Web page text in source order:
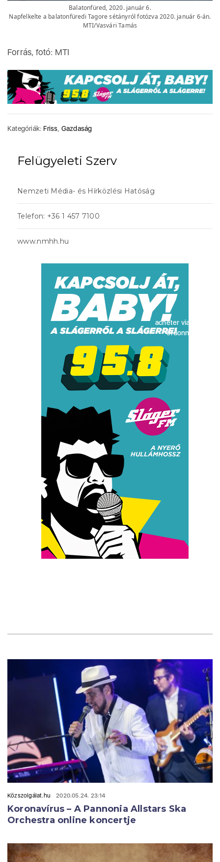
Balatonfüred, 2020. január 6.
Napfelkelte a balatonfüredi Tagore sétányról fotózva 2020. január 6-án.
MTI/Vasvári Tamás
Forrás, fotó: MTI
Kategóriák: Friss Gazdaság
Felügyeleti Szerv
Nemzeti Média- és Hírközlési Hatóság
Telefon: +36 1 457 7100
www.nmhh.hu
Közszolgálat.hu 2020.05.24. 23:14
Koronavírus – A Pannonia Allstars Ska
Orchestra online koncertje
acheter viagra sans
ordonnance